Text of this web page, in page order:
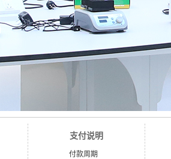
支付说明
付款周期